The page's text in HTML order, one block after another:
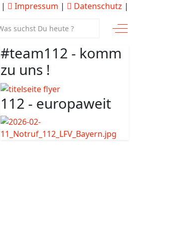
| Impressum | Datenschutz |
Off-Canvas Toggle
#team112 - komm
zu uns !
112 - europaweit